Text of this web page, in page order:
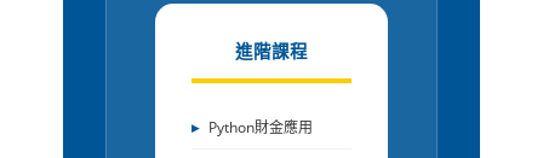
進階課程
Python財金應用